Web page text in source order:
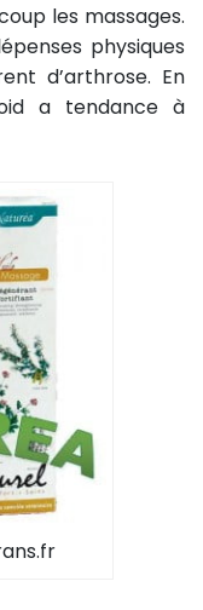
les massages.
physiques
d’arthrose. En
a tendance à